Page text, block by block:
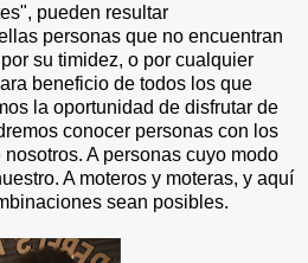
pueden resultar
personas que no encuentran
su timidez, o por cualquier
beneficio de todos los que
la oportunidad de disfrutar de
conocer personas con los
A personas cuyo modo
A moteros y moteras, y aquí
sean posibles.